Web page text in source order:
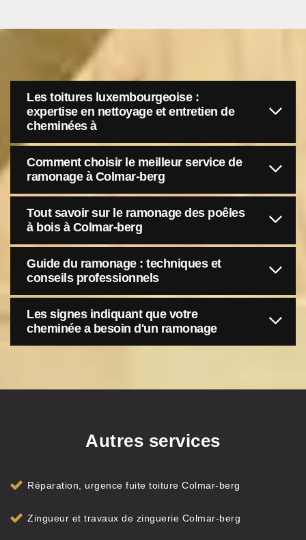
Les toitures luxembourgeoise :
expertise en nettoyage et entretien de
cheminées à
Comment choisir le meilleur service de
ramonage à Colmar-berg
Tout savoir sur le ramonage des poêles
à bois à Colmar-berg
Guide du ramonage : techniques et
conseils professionnels
Les signes indiquant que votre
cheminée a besoin d'un ramonage
Autres services
Réparation, urgence fuite toiture Colmar-berg
Zingueur et travaux de zinguerie Colmar-berg